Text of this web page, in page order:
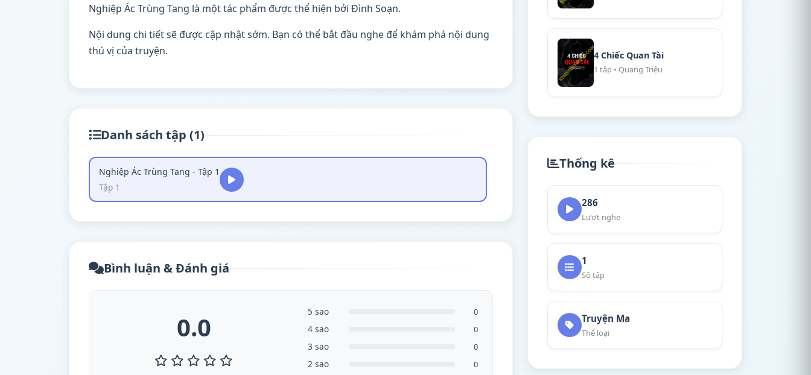
Nghiệp Ác Trùng Tang là một tác phẩm được thể hiện bởi Đình Soạn.
Nội dung chi tiết sẽ được cập nhật sớm. Bạn có thể bắt đầu nghe để khám phá nội dung
thú vị của truyện.
Danh sách tập (1)
Nghiệp Ác Trùng Tang - Tập 1
Tập 1
Bình luận & Đánh giá
0.0 5 sao 0
4 sao 0
3 sao 0
2 sao 0
4 Chiếc Quan Tài
1 tập • Quang Triệu
Thống kê
286
Lượt nghe
1
Số tập
Truyện Ma
Thể loại